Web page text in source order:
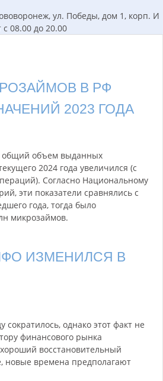
ул. Победы, дом 1, корп. И
с 08.00 до 20.00
В РФ
2023 ГОДА
объем выданных
2024 года увеличился (с
Согласно Национальному
эти показатели сравнялись с
года, тогда было
микрозаймов.
ИЗМЕНИЛСЯ В
однако этот факт не
финансового рынка
восстановительный
новые времена предполагают